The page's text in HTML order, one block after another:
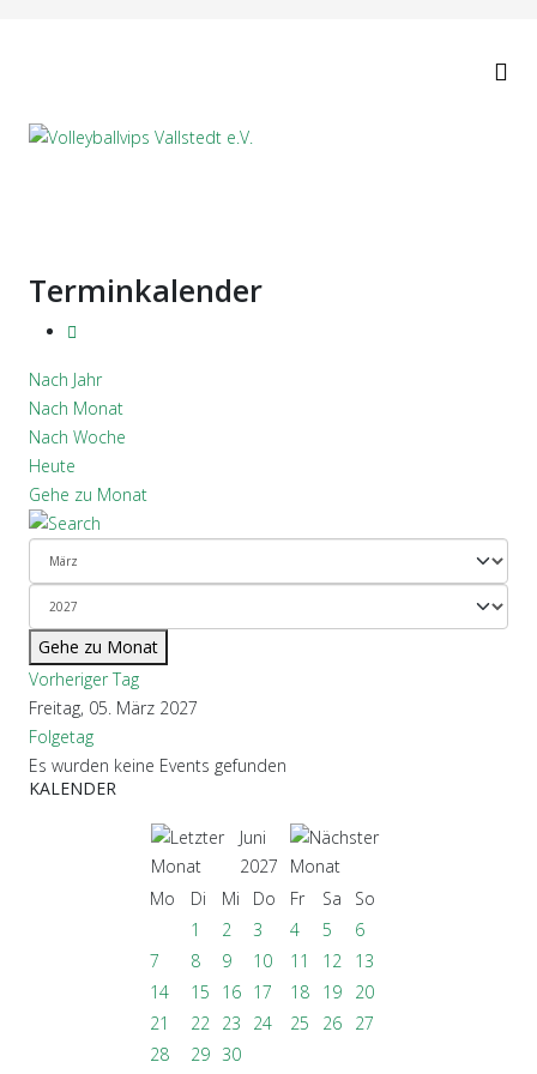
Terminkalender
Nach Jahr
Nach Monat
Nach Woche
Heute
Gehe zu Monat
Gehe zu Monat
Vorheriger Tag
Freitag, 05. März 2027
Folgetag
Es wurden keine Events gefunden
KALENDER
Juni
2027
Mo
Di Mi Do Fr Sa
So
1
2 3 4 5
6
7
8 9 10 11 12
13
14
15 16 17 18 19
20
21
22 23 24 25 26
27
28
29 30